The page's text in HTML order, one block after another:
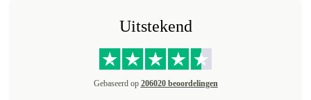
Uitstekend
Gebaseerd op 206020 beoordelingen